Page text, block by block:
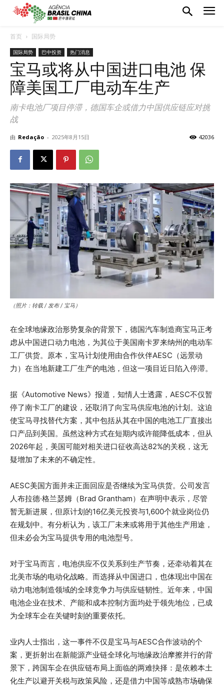
首页 国际局势
国际局势 巴中投资 热门消息
宝马或将从中国进口电池 保
障美国工厂电动车生产
南卡电池厂项目停滞，德国车企或借力中国供应链应对挑
战
由 Redação - 2025年8月15日 42036
（照片：转载 / 发布 / 宝马）
在全球地缘政治形势复杂的背景下，德国汽车制造商宝马正考
虑从中国进口动力电池，为其位于美国南卡罗来纳州的电动车
工厂供货。原本，宝马计划使用由合作伙伴AESC（远景动
力）在当地新建工厂生产的电池，但这一项目近日陷入停滞。
据《Automotive News》报道，知情人士透露，AESC不仅暂
停了南卡工厂的建设，还取消了向宝马供应电池的计划。这迫
使宝马寻找替代方案，其中包括从其在中国的电池工厂直接出
口产品到美国。虽然这种方式在短期内或许能降低成本，但从
2026年起，美国可能对相关进口征收高达82%的关税，这无
疑增加了未来的不确定性。
AESC美国方面并未正面回应是否继续为宝马供货。公司发言
人布拉德·格兰瑟姆（Brad Grantham）在声明中表示，尽管
暂无新进展，但原计划的16亿美元投资与1,600个就业岗位仍
在规划中。有分析认为，该工厂未来或将用于其他生产用途，
但未必会为宝马提供专用的电池型号。
对于宝马而言，电池供应不仅关系到生产节奏，还牵动着其在
北美市场的电动化战略。而选择从中国进口，也体现出中国在
动力电池制造领域的全球竞争力与供应链韧性。近年来，中国
电池企业在技术、产能和成本控制方面均处于领先地位，已成
为全球车企在关键时刻的重要依托。
业内人士指出，这一事件不仅是宝马与AESC合作波动的个
案，更折射出在新能源产业链全球化与地缘政治摩擦并行的背
景下，跨国车企在供应链布局上面临的两难抉择：是依赖本土
化生产以避开关税与政策风险，还是借力中国等成熟市场确保